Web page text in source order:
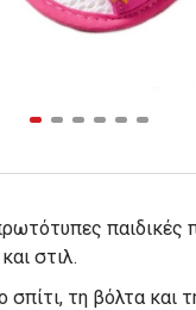
παιδικές
στιλ.
σπίτι, τη βόλτα και